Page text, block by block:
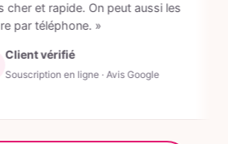
et rapide. On peut aussi les
téléphone. »
vérifié
en ligne · Avis Google